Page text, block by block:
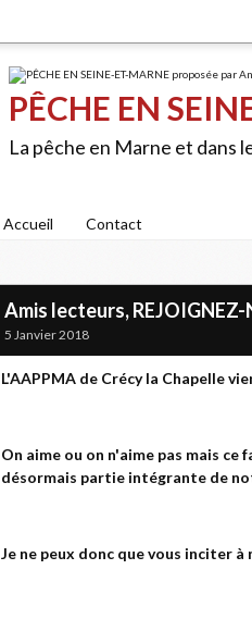
PÊCHE EN
La pêche en Marne et dans
Accueil Contact
Amis lecteurs, REJOIGNEZ-
5 Janvier 2018
L'AAPPMA de Crécy la Chapelle
On aime ou on n'aime pas mais
désormais partie intégrante de
Je ne peux donc que vous inciter